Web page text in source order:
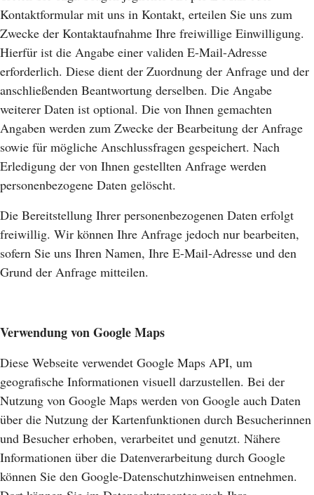
Kontaktformular mit uns in Kontakt, erteilen Sie uns zum
Zwecke der Kontaktaufnahme Ihre freiwillige Einwilligung.
Hierfür ist die Angabe einer validen E-Mail-Adresse
erforderlich. Diese dient der Zuordnung der Anfrage und der
anschließenden Beantwortung derselben. Die Angabe
weiterer Daten ist optional. Die von Ihnen gemachten
Angaben werden zum Zwecke der Bearbeitung der Anfrage
sowie für mögliche Anschlussfragen gespeichert. Nach
Erledigung der von Ihnen gestellten Anfrage werden
personenbezogene Daten gelöscht.
Die Bereitstellung Ihrer personenbezogenen Daten erfolgt
freiwillig. Wir können Ihre Anfrage jedoch nur bearbeiten,
sofern Sie uns Ihren Namen, Ihre E-Mail-Adresse und den
Grund der Anfrage mitteilen.
Verwendung von Google Maps
Diese Webseite verwendet Google Maps API, um
geografische Informationen visuell darzustellen. Bei der
Nutzung von Google Maps werden von Google auch Daten
über die Nutzung der Kartenfunktionen durch Besucherinnen
und Besucher erhoben, verarbeitet und genutzt. Nähere
Informationen über die Datenverarbeitung durch Google
können Sie den Google-Datenschutzhinweisen entnehmen.